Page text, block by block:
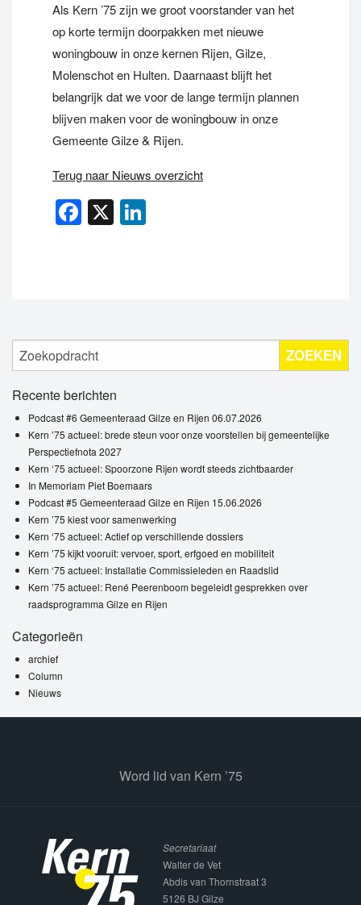
Als Kern ’75 zijn we groot voorstander van het
op korte termijn doorpakken met nieuwe
woningbouw in onze kernen Rijen, Gilze,
Molenschot en Hulten. Daarnaast blijft het
belangrijk dat we voor de lange termijn plannen
blijven maken voor de woningbouw in onze
Gemeente Gilze & Rijen.
Terug naar Nieuws overzicht
Facebook
X
ZOEKEN
Recente berichten
Podcast #6 Gemeenteraad Gilze en Rijen 06.07.2026
Kern ’75 actueel: brede steun voor onze voorstellen bij gemeentelijke
Perspectiefnota 2027
Kern ‘75 actueel: Spoorzone Rijen wordt steeds zichtbaarder
In Memoriam Piet Boemaars
Podcast #5 Gemeenteraad Gilze en Rijen 15.06.2026
Kern ’75 kiest voor samenwerking
Kern ‘75 actueel: Actief op verschillende dossiers
Kern ’75 kijkt vooruit: vervoer, sport, erfgoed en mobiliteit
Kern ‘75 actueel: Installatie Commissieleden en Raadslid
Kern ’75 actueel: René Peerenboom begeleidt gesprekken over
raadsprogramma Gilze en Rijen
Categorieën
archief
Column
Nieuws
Word lid van Kern ’75
Secretariaat
Walter de Vet
Abdis van Thornstraat 3
5126 BJ Gilze